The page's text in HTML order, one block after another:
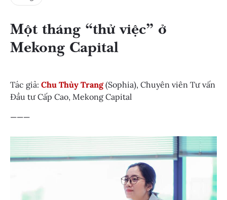
Một tháng “thử việc” ở
Mekong Capital
Tác giả: Chu Thùy Trang(Sophia), Chuyên viên Tư vấn
Đầu tư Cấp Cao, Mekong Capital
———